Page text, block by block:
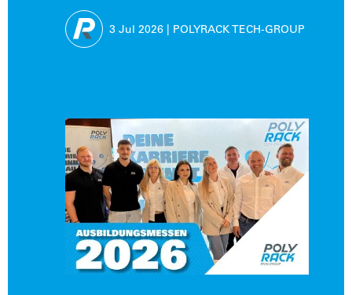
INDIVIDUALENTWICKLUNG
3 Jul 2026 POLYRACK TECH-GROUP